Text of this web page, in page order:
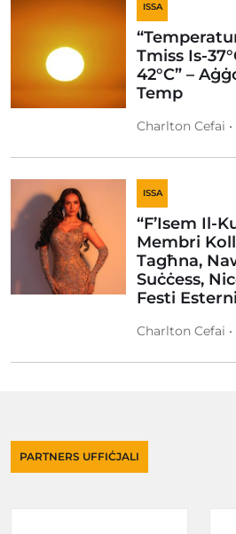
ISSA
Tmiss Is-
42°C” –
Temp
Charlton Cefai
ISSA
“F’Isem Il-
Membri
Tagħna,
Suċċess,
Festi
Charlton Cefai
PARTNERS UFFIĊJALI